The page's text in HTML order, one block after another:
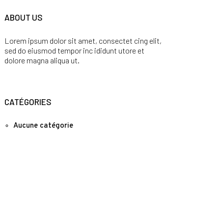
ABOUT US
Lorem ipsum dolor sit amet, consectet cing elit,
sed do eiusmod tempor inc ididunt utore et
dolore magna aliqua ut.
CATÉGORIES
Aucune catégorie